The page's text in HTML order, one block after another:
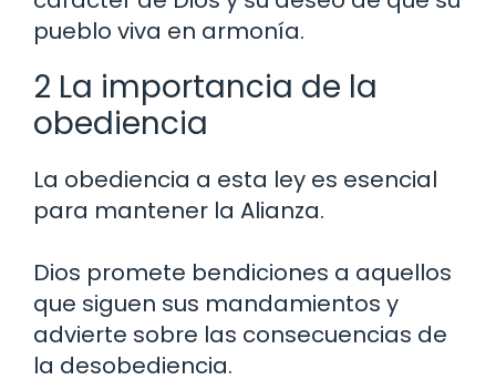
pueblo viva en armonía.
2 La importancia de la
obediencia
La obediencia a esta ley es esencial
para mantener la Alianza.
Dios promete bendiciones a aquellos
que siguen sus mandamientos y
advierte sobre las consecuencias de
la desobediencia.